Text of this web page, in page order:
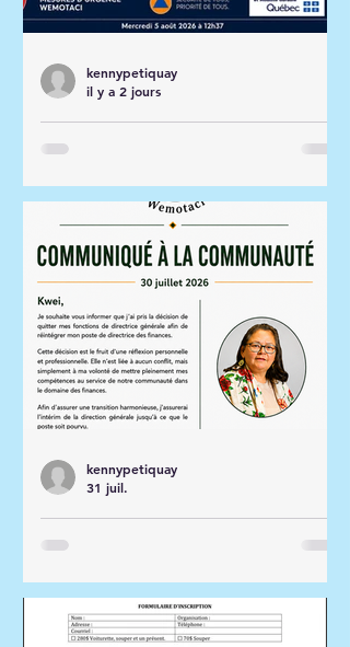
Mise à jour - route 25 -
wemotaci
kennypetiquay
il y a 2 jours
Communiqué CAW à la
Communauté
kennypetiquay
31 juil.